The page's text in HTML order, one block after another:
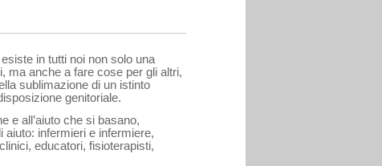
in tutti noi non solo una
ma anche a fare cose per gli altri,
sublimazione di un istin­to
genitoriale.
e all’aiuto che si basano,
aiu­to: infermieri e infermiere,
educatori, fisioterapisti,